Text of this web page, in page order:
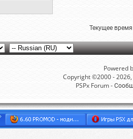
Текущее
Powered
Copyright ©2000 -
PSPx Forum -